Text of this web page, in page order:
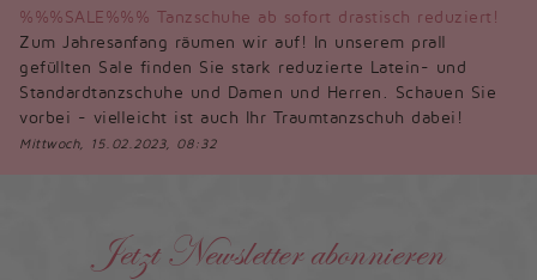
%%%SALE%%% Tanzschuhe ab sofort drastisch reduziert!
Zum Jahresanfang räumen wir auf! In unserem prall
gefüllten Sale finden Sie stark reduzierte Latein- und
Standardtanzschuhe und Damen und Herren. Schauen Sie
vorbei - vielleicht ist auch Ihr Traumtanzschuh dabei!
Mittwoch, 15.02.2023, 08:32
Jetzt Newsletter abonnieren